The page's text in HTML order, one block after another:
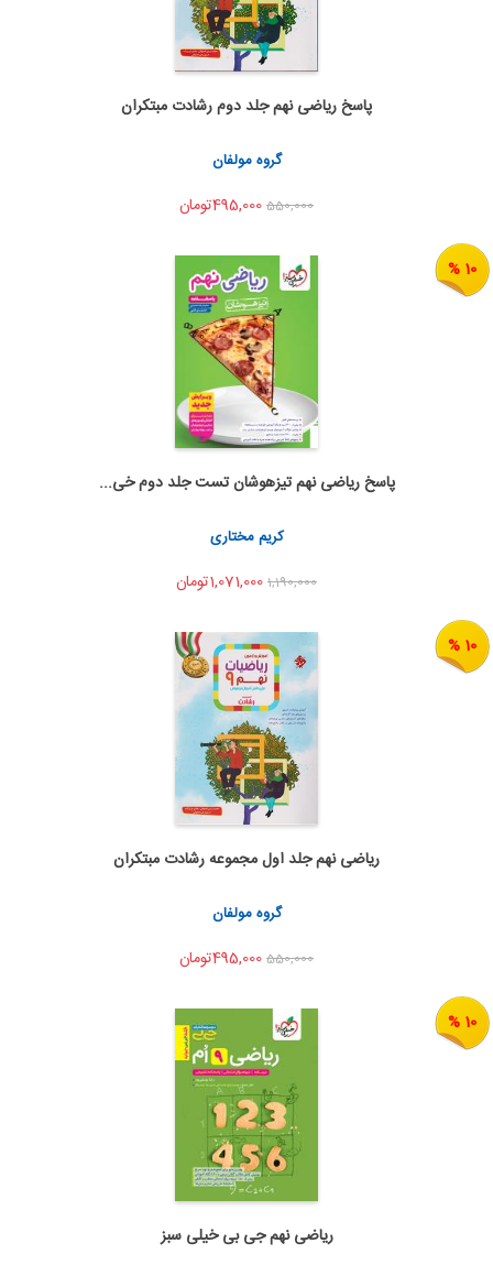
اضافه به سبد خرید
اشتراک گذاری
پاسخ ریاضی نهم جلد دوم رشادت مبتکران
گروه مولفان
550,000
10 %
اضافه به سبد خرید
اشتراک گذاری
پاسخ ریاضی نهم تیزهوشان تست جلد دوم خی...
کریم مختاری
1,190,000
10 %
اضافه به سبد خرید
اشتراک گذاری
ریاضی نهم جلد اول مجموعه رشادت مبتکران
گروه مولفان
550,000
10 %
اضافه به سبد خرید
ریاضی نهم جی بی خیلی سبز